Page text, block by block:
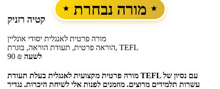
מורה נבחרת
קטיה רזניק
מורה פרטית לאנגלית יסודי אונליין
הוראה פרטית, תעודת הוראה, בוגרת, TEFL
90 ₪ לשעה
מורה פרטית מקצועית לאנגלית בעלת תעודת TEFL עם נסיון של
עשרות תלמידים מרוצים. מוזמנים לפנות אלי לשיחת היכרות. נגדיר